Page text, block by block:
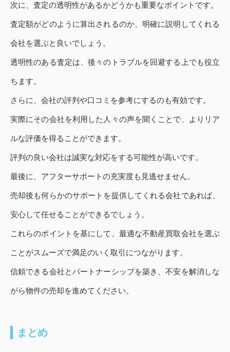
次に、査定の透明性があるかどうかも重要なポイントです。
査定額がどのように算出されるのか、明確に説明してくれる
会社を選ぶと良いでしょう。
透明性のある査定は、後々のトラブルを回避する上でも役立
ちます。
さらに、会社の評判や口コミを参考にするのも有効です。
実際にその会社を利用した人々の声を聞くことで、よりリア
ルな評価を得ることができます。
評判の良い会社は誠実な対応をする可能性が高いです。
最後に、アフターサポートの充実度も見逃せません。
売却後も何らかのサポートを提供してくれる会社であれば、
安心して任せることができるでしょう。
これらのポイントを基にして、最適な不動産買取会社を選ぶ
ことがスムーズで満足のいく取引につながります。
信頼できる会社とパートナーシップを築き、不安を解消しな
がら物件の売却を進めてください。
まとめ